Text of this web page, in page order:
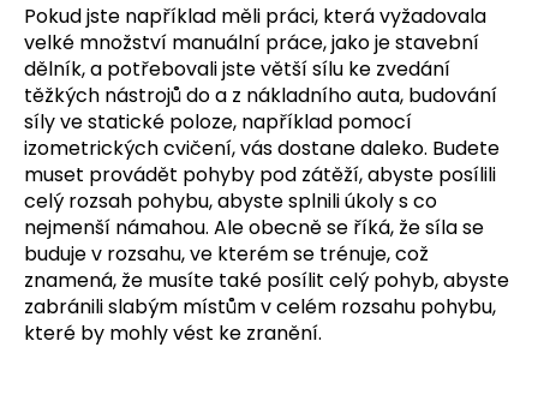
Pokud jste například měli práci, která vyžadovala
velké množství manuální práce, jako je stavební
dělník, a potřebovali jste větší sílu ke zvedání
těžkých nástrojů do a z nákladního auta, budování
síly ve statické poloze, například pomocí
izometrických cvičení, vás dostane daleko. Budete
muset provádět pohyby pod zátěží, abyste posílili
celý rozsah pohybu, abyste splnili úkoly s co
nejmenší námahou. Ale obecně se říká, že síla se
buduje v rozsahu, ve kterém se trénuje, což
znamená, že musíte také posílit celý pohyb, abyste
zabránili slabým místům v celém rozsahu pohybu,
které by mohly vést ke zranění.